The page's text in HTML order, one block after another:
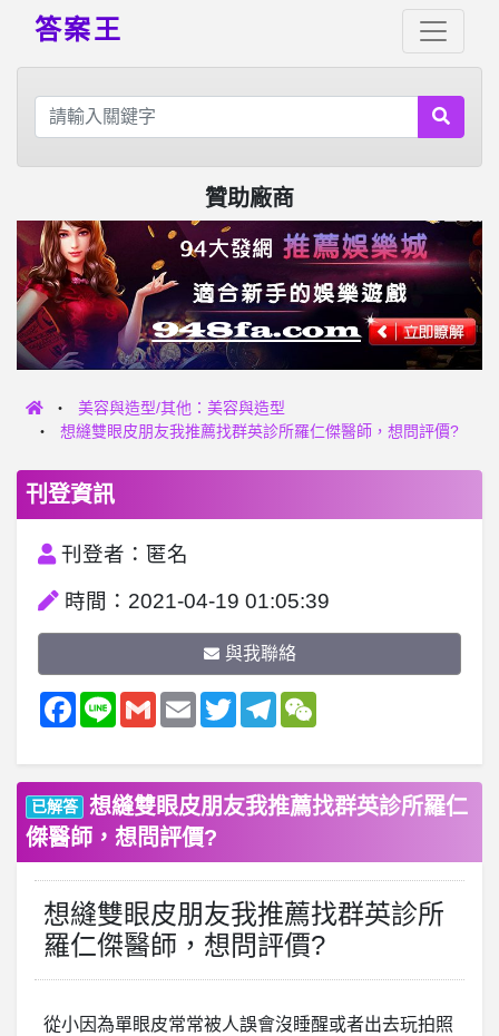
答案王
贊助廠商
美容與造型/其他：美容與造型
想縫雙眼皮朋友我推薦找群英診所羅仁傑醫師，想問評價?
刊登資訊
刊登者：匿名
時間：2021-04-19 01:05:39
與我聯絡
Facebook
Line GmailEmail TwitterTelegramWeChat
已解答
想縫雙眼皮朋友我推薦找群英診所羅仁
傑醫師，想問評價?
想縫雙眼皮朋友我推薦找群英診所
羅仁傑醫師，想問評價?
從小因為單眼皮常常被人誤會沒睡醒或者出去玩拍照